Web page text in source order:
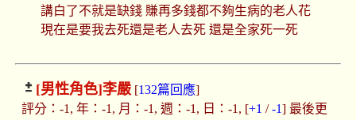
講白了不就是缺錢 賺再多錢都不夠生病的老人花
現在是要我去死還是老人去死 還是全家死一死
[男性角色]李嚴[132篇回應]
評分：-1, 年：-1, 月：-1, 週：-1, 日：-1, [+1 /-1] 最後更